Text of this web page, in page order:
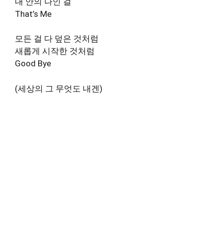
That’s Me
모든 걸 다 덮은 것처럼
새롭게 시작한 것처럼
Good Bye
(세상의 그 무엇도 내겐)